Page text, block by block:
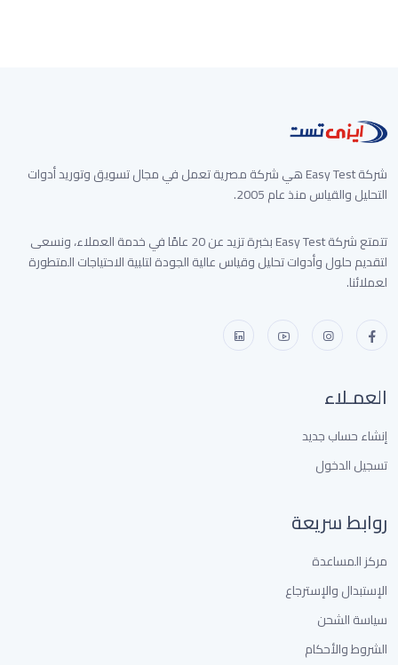
شركة Easy Test هي شركة مصرية تعمل في مجال تسويق وتوريد أدوات
التحليل والقياس منذ عام 2005.
تتمتع شركة Easy Test بخبرة تزيد عن 20 عامًا في خدمة العملاء، ونسعى
لتقديم حلول وأدوات تحليل وقياس عالية الجودة لتلبية الاحتياجات المتطورة
لعملائنا.
العمـلاء
إنشاء حساب جديد
تسجيل الدخول
روابط سريعة
مركز المساعدة
الإستبدال والإسترجاع
سياسة الشحن
الشروط والأحكام